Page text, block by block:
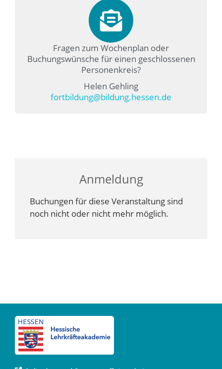
Fragen zum Wochenplan oder
Buchungswünsche für einen geschlossenen
Personenkreis?
Helen Gehling
fortbildung@bildung.hessen.de
Anmeldung
Buchungen für diese Veranstaltung sind
noch nicht oder nicht mehr möglich.